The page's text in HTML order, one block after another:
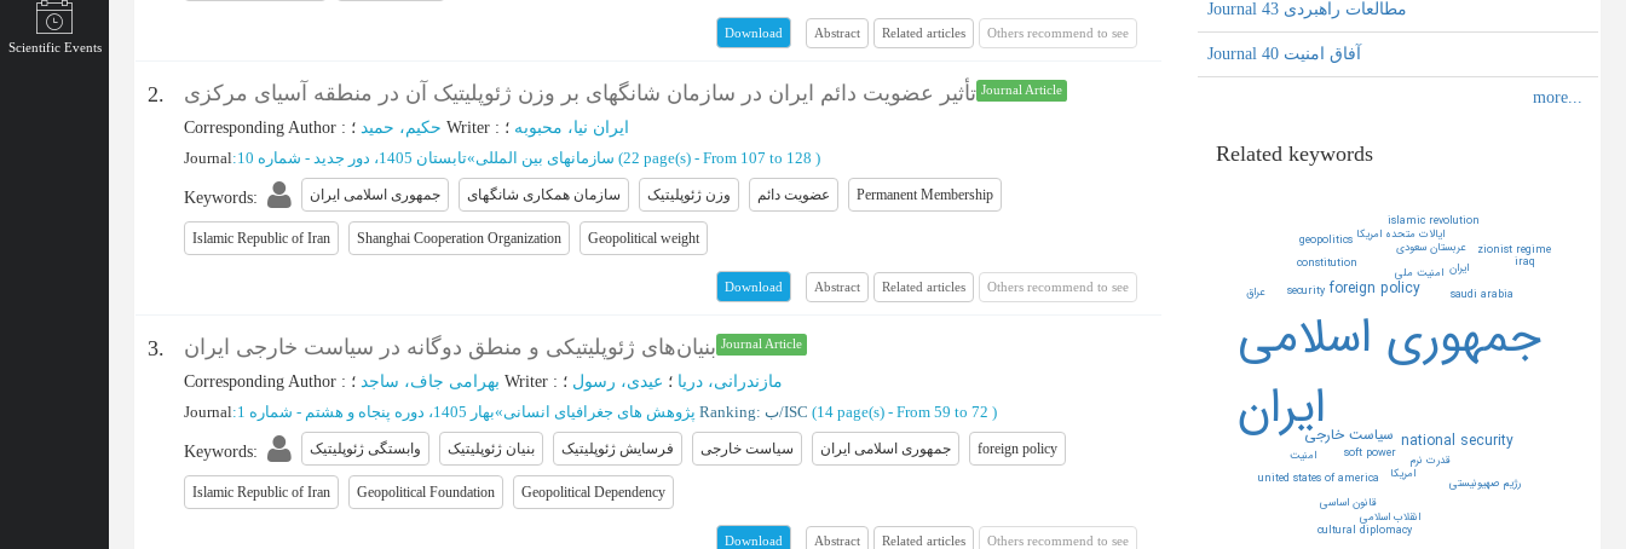
Scientific Events
Download Abstract Related articles Others recommend to see
2. تأثیر عضویت دائم ایران در سازمان شانگهای بر وزن ژئوپلیتیک آن در منطقه آسیای مرکزی Journal Article
Corresponding Author : حکیم، حمید Writer : ایران نیا، محبوبه ؛
Journal: سازمانهای بین المللی»تابستان 1405، دور جدید - شماره 10 (‎22 page(s) - From 107 to 128 )
Keywords: جمهوری اسلامی ایران سازمان همکاری شانگهای وزن ژئوپلیتیک عضویت دائم Permanent Membership
Islamic Republic of Iran Shanghai Cooperation Organization Geopolitical weight
Download Abstract Related articles Others recommend to see
3. بنیان‌های ژئوپلیتیکی و منطق دوگانه در سیاست خارجی ایران Journal Article
Corresponding Author : بهرامی جاف، ساجد Writer : مازندرانی، دریا ؛ عیدی، رسول ؛
Journal: پژوهش های جغرافیای انسانی»بهار 1405، دوره پنجاه و هشتم - شماره 1 Ranking: ب/ISC (‎14 page(s) - From 59 to 72 )
Keywords: وابستگی ژئوپلیتیک بنیان ژئوپلیتیک فرسایش ژئوپلیتیک سیاست خارجی جمهوری اسلامی ایران foreign policy
Islamic Republic of Iran Geopolitical Foundation Geopolitical Dependency
Download Abstract Related articles Others recommend to see
Journal مطالعات راهبردی 43
Journal آفاق امنیت 40
Related keywords
جمهوري اسلامي
ايران
foreign policy
سياست خارجي national security
soft power
امنيت ملي
saudi arabia
قدرت نرم
عربستان سعودي
امريكا
ايالات متحده امريكا
constitution
united states of america
islamic revolution
geopolitics
security
قانون اساسي
امنيت
انقلاب اسلامي
رژيم صهيونيستي
ايران
cultural diplomacy
عراق
zionist regime
iraq